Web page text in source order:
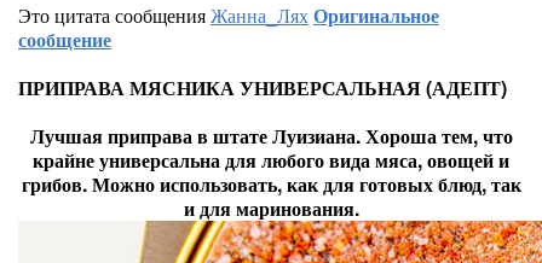
Это цитата сообщенияЖанна_ЛяхОригинальное
сообщение
ПРИПРАВА МЯСНИКА УНИВЕРСАЛЬНАЯ (АДЕПТ)
Лучшая приправа в штате Луизиана. Хороша тем, что
крайне универсальна для любого вида мяса, овощей и
грибов. Можно использовать, как для готовых блюд, так
и для маринования.